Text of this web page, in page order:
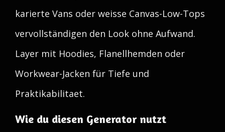
karierte Vans oder weisse Canvas-Low-Tops
vervollständigen den Look ohne Aufwand.
Layer mit Hoodies, Flanellhemden oder
Workwear-Jacken für Tiefe und
Praktikabilitaet.
Wie du diesen Generator nutzt